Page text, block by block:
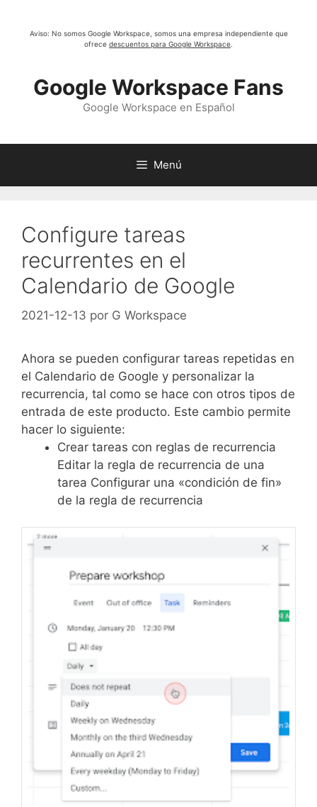
Aviso: No somos Google Workspace, somos una empresa independiente que
ofrece descuentos para Google Workspace
Google Workspace Fans
Google Workspace en Español
Menú
Configure tareas
recurrentes en el
Calendario de Google
2021-12-13 por G Workspace
Ahora se pueden configurar tareas repetidas en
el Calendario de Google y personalizar la
recurrencia, tal como se hace con otros tipos de
entrada de este producto. Este cambio permite
hacer lo siguiente:
Crear tareas con reglas de recurrencia
Editar la regla de recurrencia de una
tarea Configurar una «condición de fin»
de la regla de recurrencia